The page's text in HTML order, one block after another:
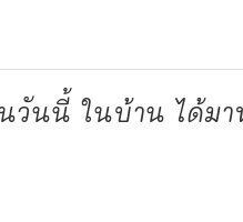
วันนี้ ในบ้าน ได้ม